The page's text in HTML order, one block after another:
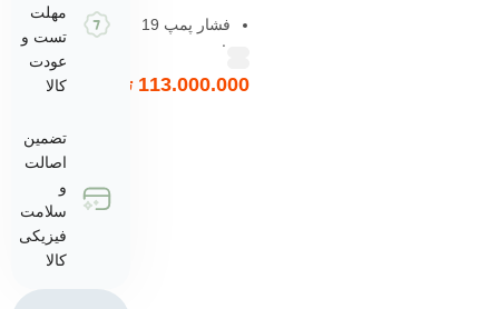
فشار پمپ 19
بار
113.000.000 تومان
مهلت
تست و
عودت
کالا
تضمین
اصالت
و
سلامت
فیزیکی
کالا